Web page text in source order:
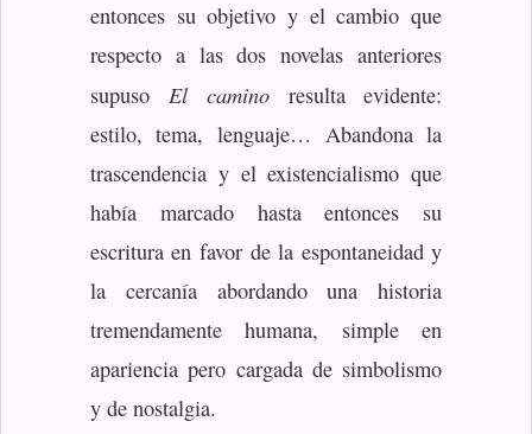
entonces su objetivo y el cambio que
respecto a las dos novelas anteriores
supusoEl caminoresulta evidente:
estilo, tema, lenguaje… Abandona la
trascendencia y el existencialismo que
había marcado hasta entonces su
escritura en favor de la espontaneidad y
la cercanía abordando una historia
tremendamente humana, simple en
apariencia pero cargada de simbolismo
y de nostalgia.